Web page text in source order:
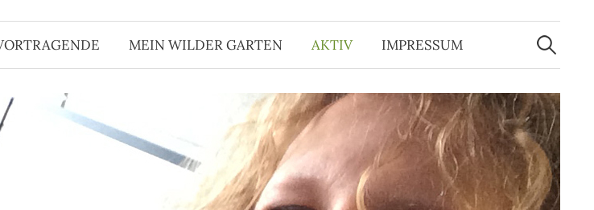
MEIN WILDER GARTEN AKTIV IMPRESSUM
Suchen
nach: